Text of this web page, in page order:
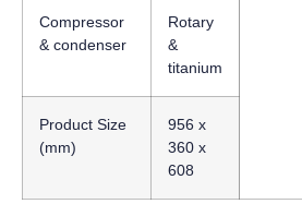
Compressor
& condenser
Rotary
&
titanium
Product Size
(mm)
956 x
360 x
608